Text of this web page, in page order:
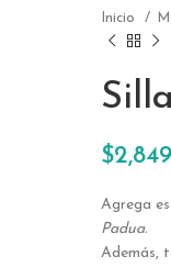
Inicio
$
Agrega
Padua.
Además,